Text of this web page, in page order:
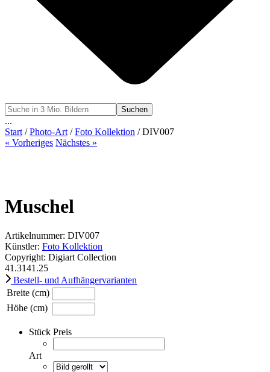
Suchen
...
Start/Photo-Art/Foto Kollektion / DIV007
« Vorheriges Nächstes »
Muschel
Artikelnummer: DIV007
Künstler: Foto Kollektion
Copyright: Digiart Collection
41.3141.25
Bestell- und Aufhängervarianten
Breite (cm)
Höhe (cm)
Stück Preis
Art